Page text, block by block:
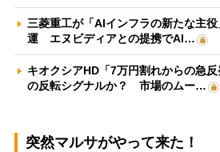
三菱重工が「AIインフラの新たな主
運 エヌビディアとの提携でAI…
キオクシアHD「7万円割れからの急
の反転シグナルか？ 市場のムー…
突然マルサがやって来た！